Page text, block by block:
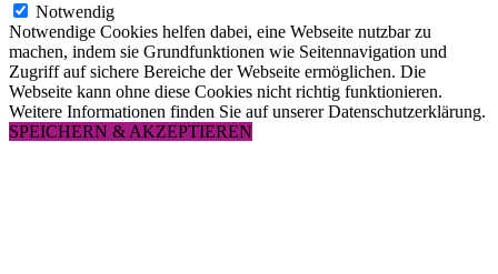
Notwendig
Notwendige Cookies helfen dabei, eine Webseite nutzbar zu
machen, indem sie Grundfunktionen wie Seitennavigation und
Zugriff auf sichere Bereiche der Webseite ermöglichen. Die
Webseite kann ohne diese Cookies nicht richtig funktionieren.
Weitere Informationen finden Sie auf unserer Datenschutzerklärung.
SPEICHERN & AKZEPTIEREN